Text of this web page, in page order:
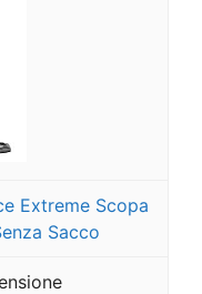
Extreme Scopa
Sacco